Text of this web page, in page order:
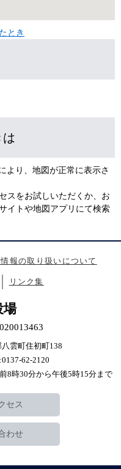
とき
より、地図が正常に表示さ
スをお試しいただくか、お
イトや地図アプリにて検索
報の取り扱いについて
リンク集
場
雲町住初町138
62-2120
8時30分から午後5時15分まで
セス
わせ